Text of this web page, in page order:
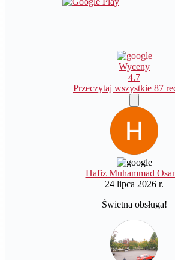
Wyceny
4.7
Przeczytaj wszystkie 87
Hafiz Muhammad
24 lipca 2026 r.
Świetna obsługa!